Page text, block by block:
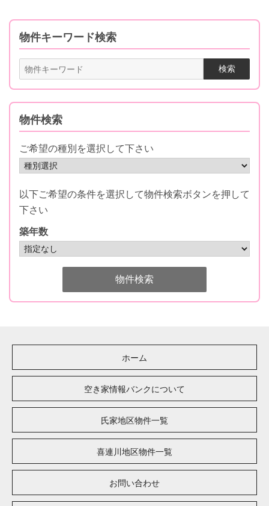
物件キーワード検索
物件検索
ご希望の種別を選択して下さい
以下ご希望の条件を選択して物件検索ボタンを押して
下さい
築年数
ホーム
空き家情報バンクについて
氏家地区物件一覧
喜連川地区物件一覧
お問い合わせ